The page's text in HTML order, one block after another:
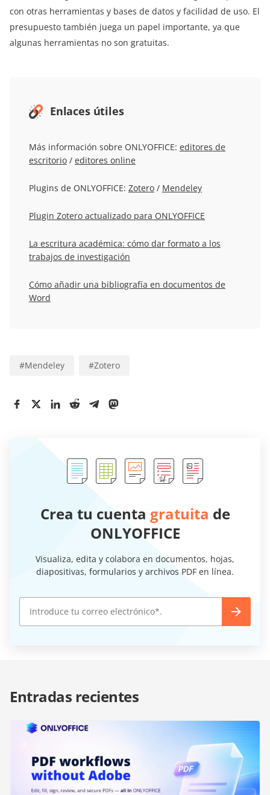
con otras herramientas y bases de datos y facilidad de uso. El
presupuesto también juega un papel importante, ya que
algunas herramientas no son gratuitas.
Enlaces útiles
Más información sobre ONLYOFFICE: editores de
escritorio / editores online
Plugins de ONLYOFFICE: Zotero / Mendeley
Plugin Zotero actualizado para ONLYOFFICE
La escritura académica: cómo dar formato a los
trabajos de investigación
Cómo añadir una bibliografía en documentos de
Word
#Mendeley #Zotero
Crea tu cuenta gratuita de
ONLYOFFICE
Visualiza, edita y colabora en documentos, hojas,
diapositivas, formularios y archivos PDF en línea.
Entradas recientes